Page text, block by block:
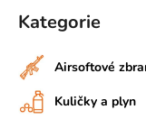
oPřeskočit
kategorie
Kategorie
Airsoftové
Kuličky a plyn
J
E
T
E